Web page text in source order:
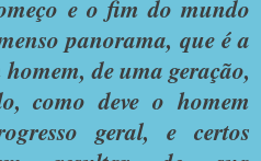
e o fim do mundo
panorama, que é a
de uma geração,
como deve o homem
geral, e certos